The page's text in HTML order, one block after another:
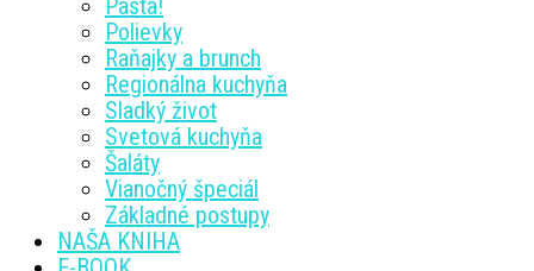
Pasta!
Polievky
Raňajky a brunch
Regionálna kuchyňa
Sladký život
Svetová kuchyňa
Šaláty
Vianočný špeciál
Základné postupy
NAŠA KNIHA